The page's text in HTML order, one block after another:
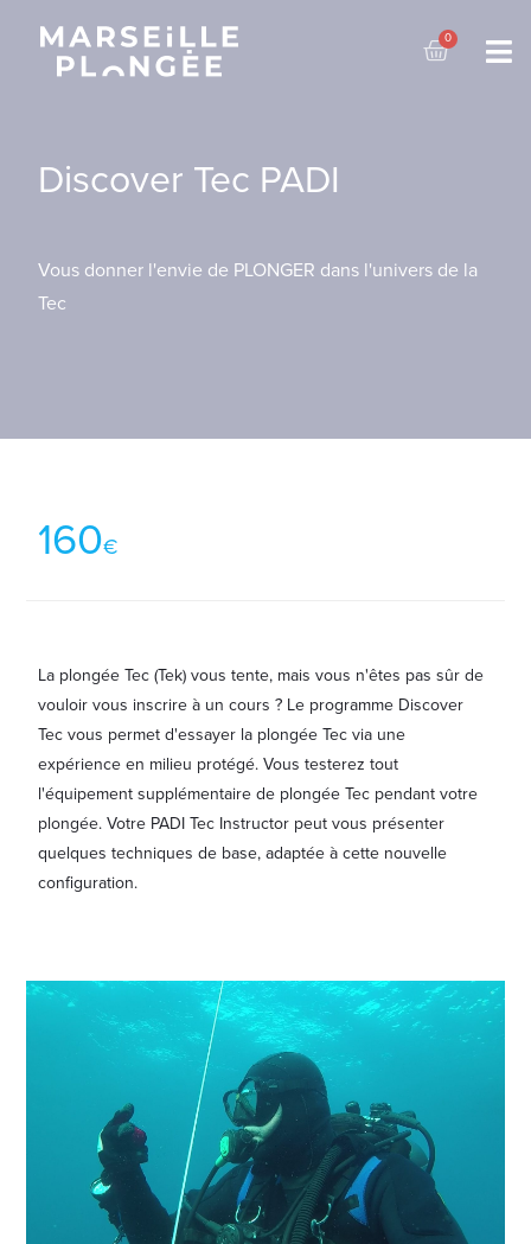
Discover Tec PADI
Vous donner l'envie de PLONGER dans l'univers de la
Tec
160€
La plongée Tec (Tek) vous tente, mais vous n'êtes pas sûr de
vouloir vous inscrire à un cours ? Le programme Discover
Tec vous permet d'essayer la plongée Tec via une
expérience en milieu protégé. Vous testerez tout
l'équipement supplémentaire de plongée Tec pendant votre
plongée. Votre PADI Tec Instructor peut vous présenter
quelques techniques de base, adaptée à cette nouvelle
configuration.